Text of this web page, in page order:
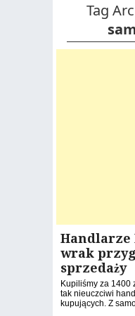
Tag
Handlarze
wrak
sprzedaży
Kupiliśmy za 1400
tak nieuczciwi
kupujących. Z